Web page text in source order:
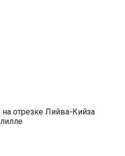
отрезке Лийва-Кийза